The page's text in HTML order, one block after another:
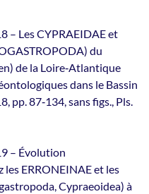
– Les CYPRAEIDAE et
du
de la Loire‐Atlantique
dans le Bassin
pp. 87‐134, sans figs., Pls.
– Évolution
ERRONEINAE et les
Cypraeoidea) à